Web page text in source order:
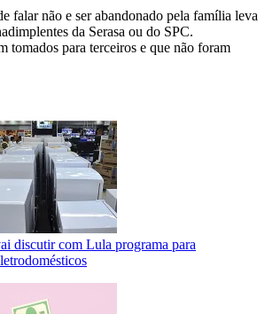
falar não e ser abandonado pela família leva
da Serasa ou do SPC.
tomados para terceiros e que não foram
discutir com Lula programa para